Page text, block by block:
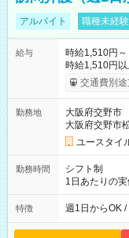
アルバイト 職種未経
給与
時給1,510円～
時給1,510円
考慮して決定します 【収入例】 週1回勤務
間×4回=4万8,320円 週3回勤務の場合：
1,600円 【試用期間】試用期間あり 試用期間の長さ：2ヶ月
※ 雇用形態と
形態：本採用
交通費別途
勤務地
大阪府交野市
大阪府交野市
ユースタイ
勤務時間
シフト制
1日あたりの
の間で4～8時間勤
日4時間から勤務OK ／ 夜
変動 ※曜日固
特徴 週1日からOK